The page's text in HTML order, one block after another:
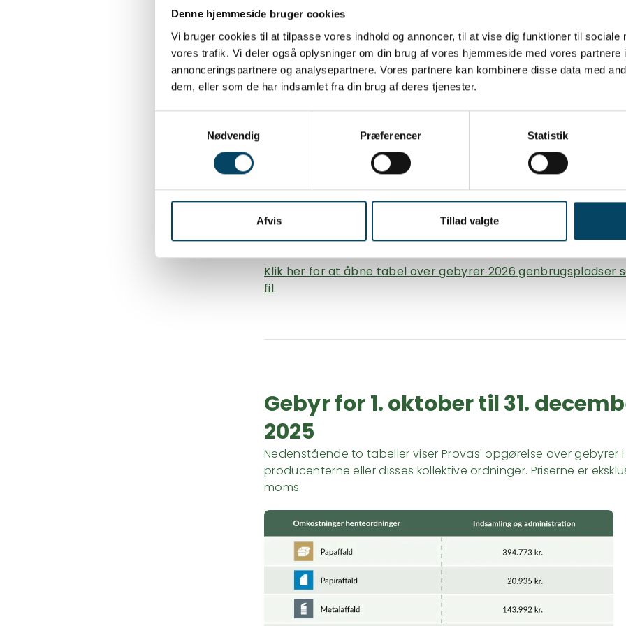
Denne hjemmeside bruger cookies
Vi bruger cookies til at tilpasse vores indhold og annoncer, til at vise dig funktioner til sociale
vores trafik. Vi deler også oplysninger om din brug af vores hjemmeside med vores partnere
annonceringspartnere og analysepartnere. Vores partnere kan kombinere disse data med
dem, eller som de har indsamlet fra din brug af deres tjenester.
Nødvendig
Præferencer Statistik
Afvis Tillad valgte
Klik her for at åbne tabel over gebyrer 2026 genbrugspladser
fil.
Gebyr for 1. oktober til 31.
2025
Nedenstående to tabeller viser Provas' opgørelse over gebyrer i
producenterne eller disses kollektive ordninger. Priserne er
moms.